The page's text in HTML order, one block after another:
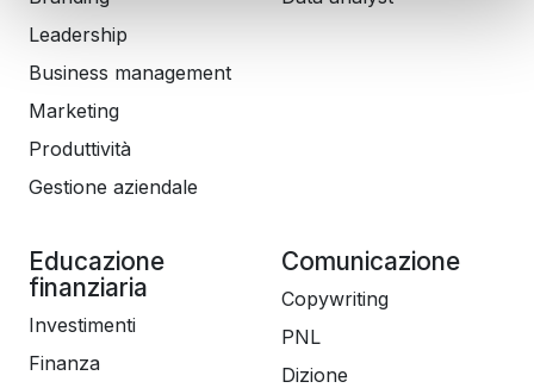
Leadership
Business management
Marketing
Produttività
Gestione aziendale
Educazione
finanziaria
Investimenti
Finanza
Comunicazione
Copywriting
PNL
Dizione